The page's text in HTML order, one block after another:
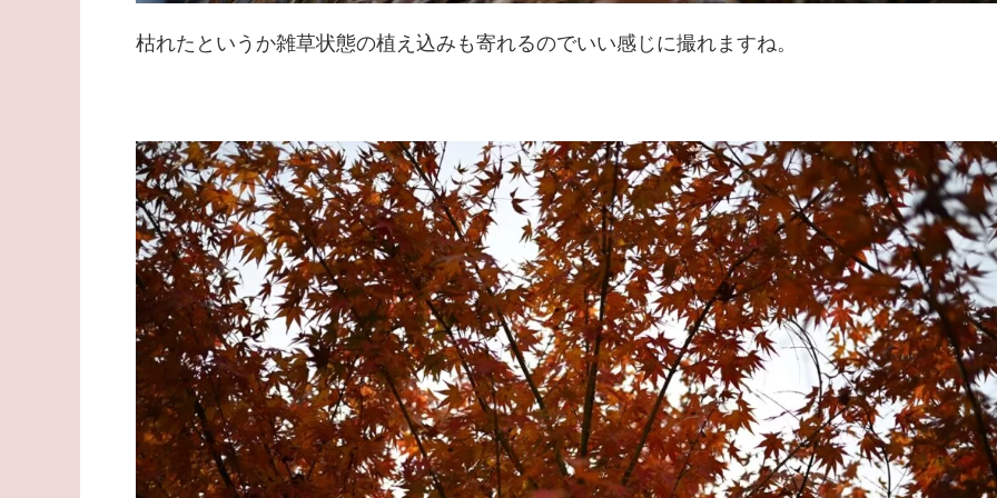
枯れたというか雑草状態の植え込みも寄れるのでいい感じに撮れますね。